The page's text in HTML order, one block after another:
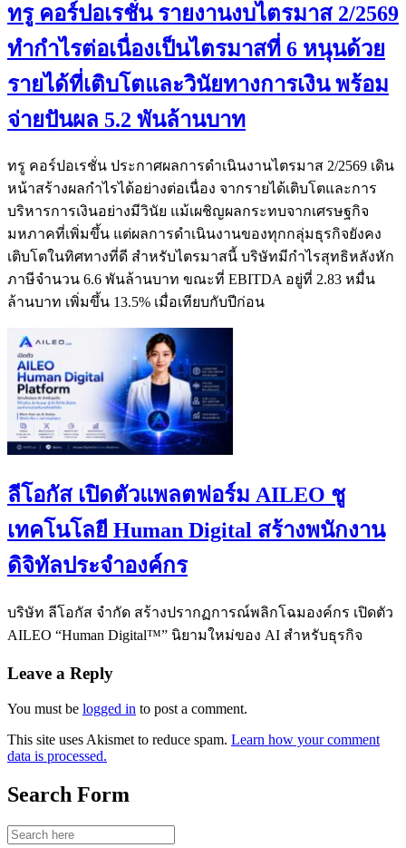
ทรู คอร์ปอเรชั่น รายงานงบไตรมาส 2/2569
ทำกำไรต่อเนื่องเป็นไตรมาสที่ 6 หนุนด้วย
รายได้ที่เติบโตและวินัยทางการเงิน พร้อม
จ่ายปันผล 5.2 พันล้านบาท
ทรู คอร์ปอเรชั่น ประกาศผลการดำเนินงานไตรมาส 2/2569 เดิน
หน้าสร้างผลกำไรได้อย่างต่อเนื่อง จากรายได้เติบโตและการ
บริหารการเงินอย่างมีวินัย แม้เผชิญผลกระทบจากเศรษฐกิจ
มหภาคที่เพิ่มขึ้น แต่ผลการดำเนินงานของทุกกลุ่มธุรกิจยังคง
เติบโตในทิศทางที่ดี สำหรับไตรมาสนี้ บริษัทมีกำไรสุทธิหลังหัก
ภาษีจำนวน 6.6 พันล้านบาท ขณะที่ EBITDA อยู่ที่ 2.83 หมื่น
ล้านบาท เพิ่มขึ้น 13.5% เมื่อเทียบกับปีก่อน
ลีโอกัส เปิดตัวแพลตฟอร์ม AILEO ชู
เทคโนโลยี Human Digital สร้างพนักงาน
ดิจิทัลประจำองค์กร
บริษัท ลีโอกัส จำกัด สร้างปรากฏการณ์พลิกโฉมองค์กร เปิดตัว
AILEO “Human Digital™” นิยามใหม่ของ AI สำหรับธุรกิจ
Leave a Reply
You must be logged in to post a comment.
This site uses Akismet to reduce spam. Learn how your comment
data is processed.
Search Form